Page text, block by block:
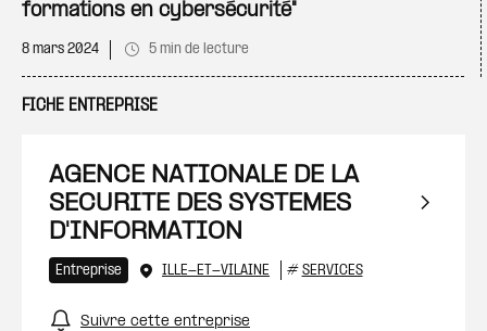
formations en cybersécurité"
8 mars 2024 5 min de lecture
FICHE ENTREPRISE
AGENCE NATIONALE DE LA
SECURITE DES SYSTEMES
D'INFORMATION
Entreprise ILLE-ET-VILAINE # SERVICES
Suivre cette entreprise